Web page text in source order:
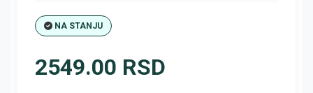
NA STANJU
2549.00 RSD